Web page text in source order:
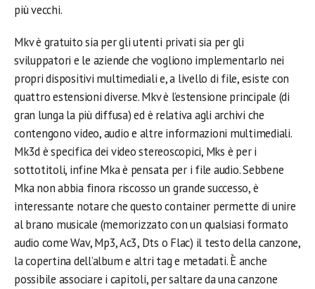
più vecchi.
Mkv è gratuito sia per gli utenti privati sia per gli
sviluppatori e le aziende che vogliono implementarlo nei
propri dispositivi multimediali e, a livello di file, esiste con
quattro estensioni diverse. Mkv è l’estensione principale (di
gran lunga la più diffusa) ed è relativa agli archivi che
contengono video, audio e altre informazioni multimediali.
Mk3d è specifica dei video stereoscopici, Mks è per i
sottotitoli, infine Mka è pensata per i file audio. Sebbene
Mka non abbia finora riscosso un grande successo, è
interessante notare che questo container permette di unire
al brano musicale (memorizzato con un qualsiasi formato
audio come Wav, Mp3, Ac3, Dts o Flac) il testo della canzone,
la copertina dell’album e altri tag e metadati. È anche
possibile associare i capitoli, per saltare da una canzone